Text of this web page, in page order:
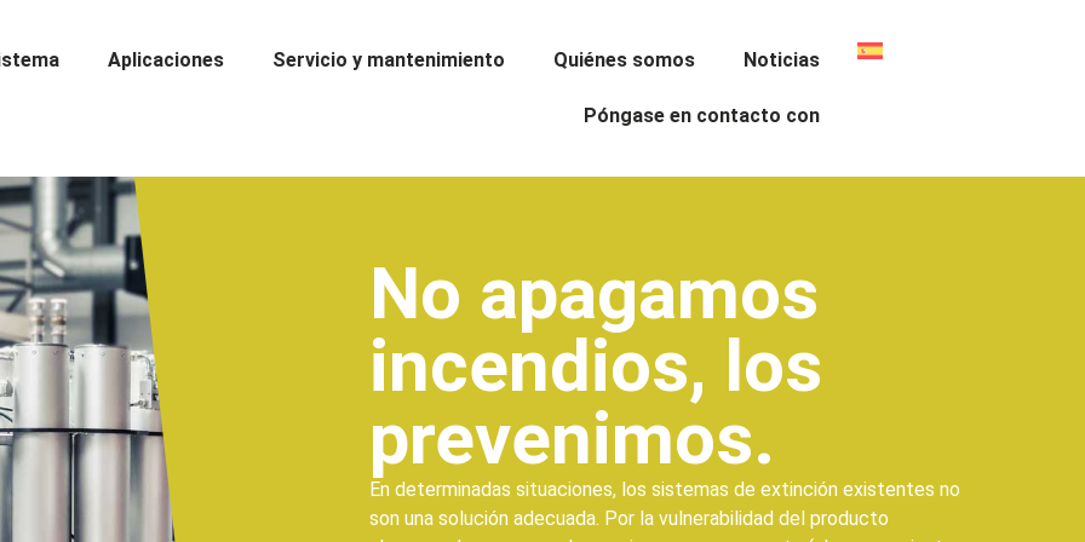
Aplicaciones Servicio y mantenimiento Quiénes somos Noticias
Póngase en contacto con
No apagamos
incendios, los
prevenimos.
En determinadas situaciones, los sistemas de extinción existentes no
son una solución adecuada. Por la vulnerabilidad del producto